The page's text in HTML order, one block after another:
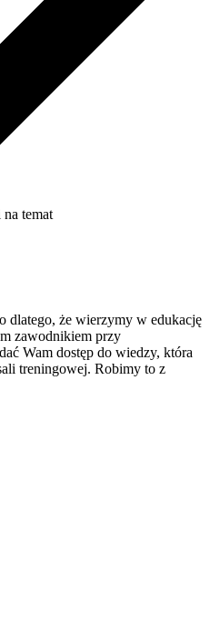
temat
dlatego, że wierzymy w edukację
zawodnikiem przy
Wam dostęp do wiedzy, która
treningowej. Robimy to z